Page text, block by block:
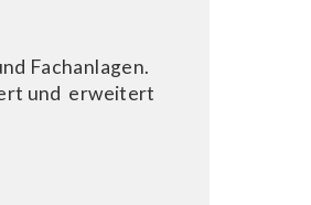
Fachanlagen.
und erweitert